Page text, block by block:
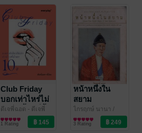
Club Friday
บอกเท่าไหร่ไม่
จำ คำซ้ำๆ ที่ย้ำ
มา 10 ปี
ดีเจพี่ฉอด - ดีเจพี่
อ้อย/ daypoets
สาระบันเทิง
1 Rating
หน้าหนึ่งใน
สยาม
ไกรฤกษ์ นานา /
สำนักพิมพ์มติชน
ประวัติศาสตร์
3 Rating